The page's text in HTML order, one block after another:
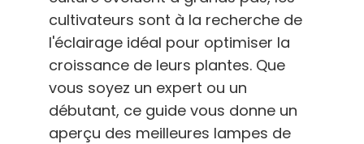
cultivateurs sont à la recherche de
l'éclairage idéal pour optimiser la
croissance de leurs plantes. Que
vous soyez un expert ou un
débutant, ce guide vous donne un
aperçu des meilleures lampes de